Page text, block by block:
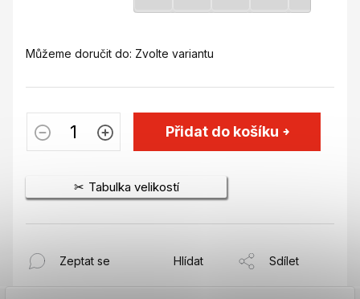
Můžeme doručit do: Zvolte variantu
Přidat do košíku
Tabulka velikostí
Zeptat se Hlídat Sdílet